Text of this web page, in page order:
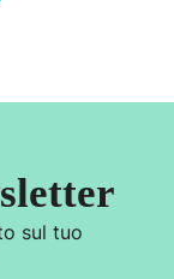
sul tuo